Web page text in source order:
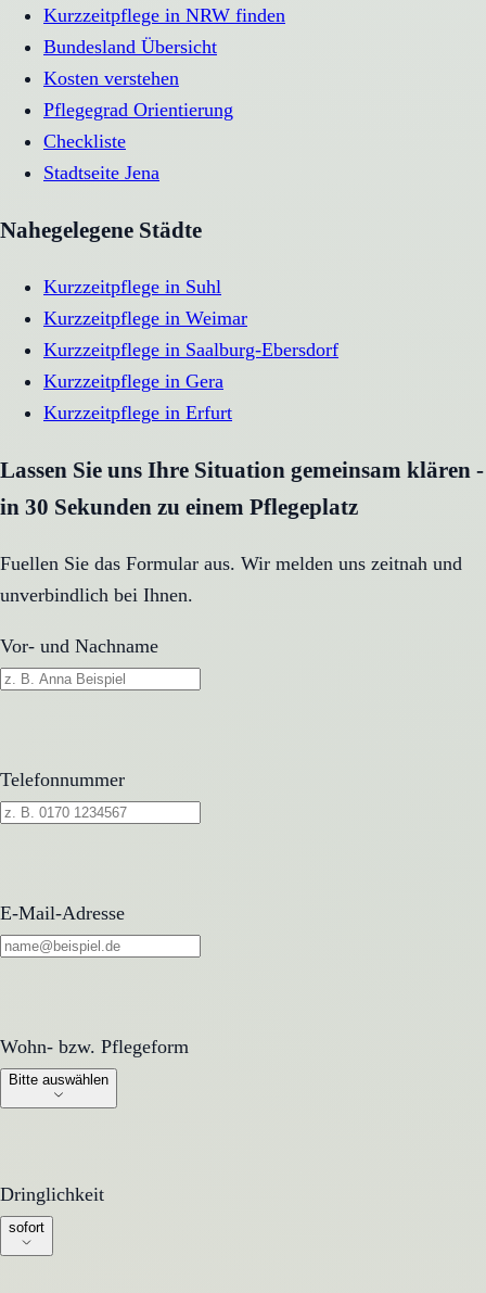
Kurzzeitpflege in NRW finden
Bundesland Übersicht
Kosten verstehen
Pflegegrad Orientierung
Checkliste
Stadtseite Jena
Nahegelegene Städte
Kurzzeitpflege in Suhl
Kurzzeitpflege in Weimar
Kurzzeitpflege in Saalburg-Ebersdorf
Kurzzeitpflege in Gera
Kurzzeitpflege in Erfurt
Lassen Sie uns Ihre Situation gemeinsam klären -
in 30 Sekunden zu einem Pflegeplatz
Fuellen Sie das Formular aus. Wir melden uns zeitnah und
unverbindlich bei Ihnen.
Vor- und Nachname
Telefonnummer
E-Mail-Adresse
Wohn- bzw. Pflegeform
Wohn- bzw. Pflegeform
Bitte auswählen
Dringlichkeit
Dringlichkeit
sofort